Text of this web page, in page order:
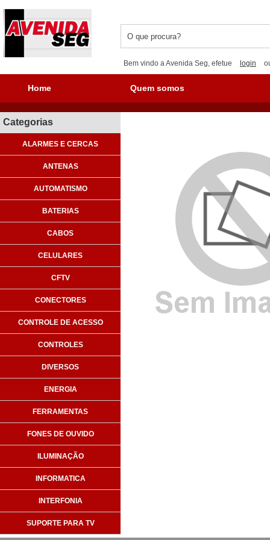
Bem vindo a Avenida Seg, efetue login
Home Quem somos
Categorias
ALARMES E CERCAS
ANTENAS
AUTOMATISMO
BATERIAS
CABOS
CELULARES
CFTV
CONECTORES
CONTROLE DE ACESSO
CONTROLES
DIVERSOS
ENERGIA
FERRAMENTAS
FONES DE OUVIDO
ILUMINAÇÃO
INFORMATICA
INTERFONIA
SUPORTE PARA TV